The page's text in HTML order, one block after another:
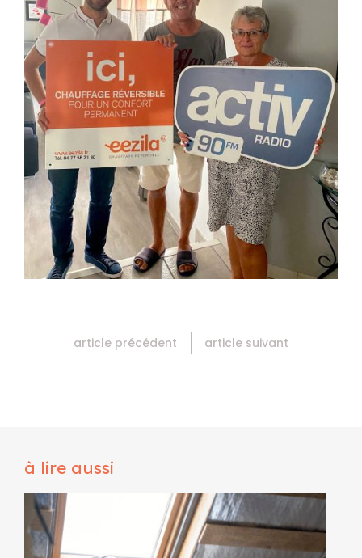
article précédent article suivant
à lire aussi